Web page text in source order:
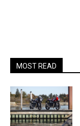
MOST READ